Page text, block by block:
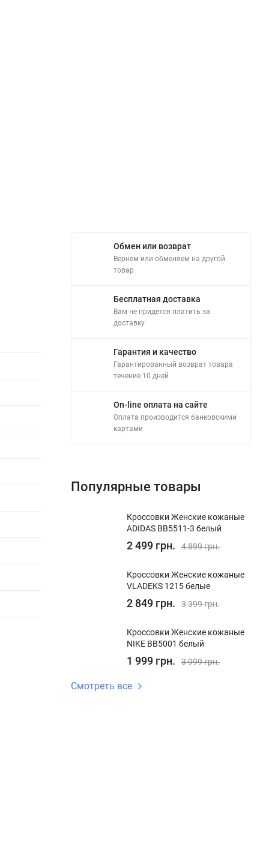
Обмен или возврат
Вернем или обменяем на другой
товар
Бесплатная доставка
Вам не придется платить за
доставку
Гарантия и качество
Гарантированный возврат товара
течение 10 дней
On-line оплата на сайте
Оплата производится банковскими
картами
Популярные товары
Кроссовки Женские кожаные
ADIDAS BB5511-3 белый
2 499 грн. 4 899 грн.
Кроссовки Женские кожаные
VLADEKS 1215 белые
2 849 грн. 3 399 грн.
Кроссовки Женские кожаные
NIKE BB5001 белый
1 999 грн. 3 999 грн.
Смотреть все